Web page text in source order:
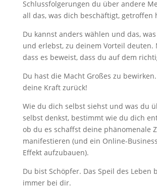
Schlussfolgerungen du über andere
all das, was dich beschäftigt, getroffen
Du kannst anders wählen und das,
und erlebst, zu deinem Vorteil deuten.
dass es beweist, dass du auf dem
Du hast die Macht Großes zu
deine Kraft zurück!
Wie du dich selbst siehst und was du
selbst denkst, bestimmt wie du dich
ob du es schaffst deine phänomenale
manifestieren (und ein Online-
Effekt aufzubauen).
Du bist Schöpfer. Das Speil des Leben
immer bei dir.